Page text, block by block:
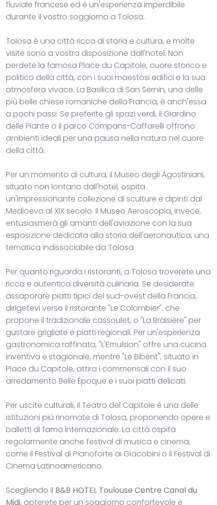
fluviale francese ed è un'esperienza imperdibile
durante il vostro soggiorno a Tolosa.
Tolosa è una città ricca di storia e cultura, e molte
visite sono a vostra disposizione dall'hotel. Non
perdete la famosa Place du Capitole, cuore storico e
politico della città, con i suoi maestosi edifici e la sua
atmosfera vivace. La Basilica di San Sernin, una delle
più belle chiese romaniche della Francia, è anch'essa
a pochi passi. Se preferite gli spazi verdi, il Giardino
delle Piante o il parco Compans-Caffarelli offrono
ambienti ideali per una pausa nella natura nel cuore
della città.
Per un momento di cultura, il Museo degli Agostiniani,
situato non lontano dall'hotel, ospita
un'impressionante collezione di sculture e dipinti dal
Medioevo al XIX secolo. Il Museo Aeroscopia, invece,
entusiasmerà gli amanti dell'aviazione con la sua
esposizione dedicata alla storia dell'aeronautica, una
tematica indissociabile da Tolosa.
Per quanto riguarda i ristoranti, a Tolosa troverete una
ricca e autentica diversità culinaria. Se desiderate
assaporare piatti tipici del sud-ovest della Francia,
dirigetevi verso il ristorante "Le Colombier", che
propone il tradizionale cassoulet, o "La Braisière" per
gustare grigliate e piatti regionali. Per un'esperienza
gastronomica raffinata, "L'Emulsion" offre una cucina
inventiva e stagionale, mentre "Le Bibent", situato in
Place du Capitole, attira i commensali con il suo
arredamento Belle Époque e i suoi piatti delicati.
Per uscite culturali, il Teatro del Capitole è una delle
istituzioni più rinomate di Tolosa, proponendo opere e
balletti di fama internazionale. La città ospita
regolarmente anche festival di musica e cinema,
come il Festival di Pianoforte ai Giacobini o il Festival di
Cinema Latinoamericano.
Scegliendo il B&B HOTEL Toulouse Centre Canal du
Midi, opterete per un soggiorno confortevole e